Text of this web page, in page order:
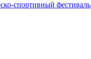
спортивный фестиваль